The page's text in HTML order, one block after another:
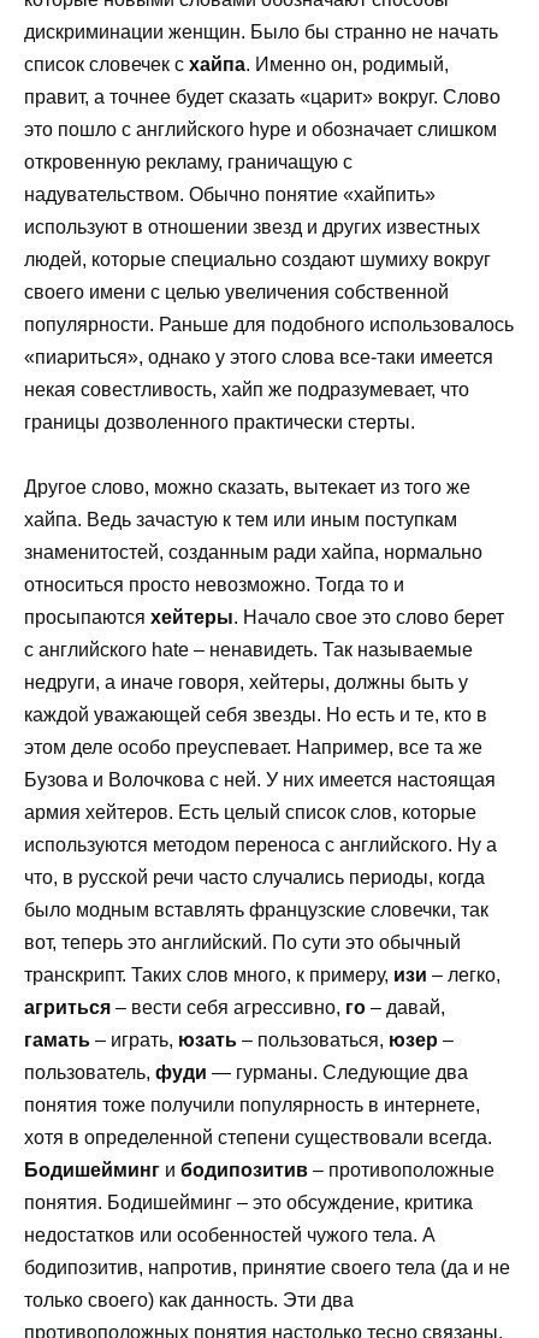
дискриминации женщин. Было бы странно не начать
список словечек с хайпа. Именно он, родимый,
правит, а точнее будет сказать «царит» вокруг. Слово
это пошло с английского hype и обозначает слишком
откровенную рекламу, граничащую с
надувательством. Обычно понятие «хайпить»
используют в отношении звезд и других известных
людей, которые специально создают шумиху вокруг
своего имени с целью увеличения собственной
популярности. Раньше для подобного использовалось
«пиариться», однако у этого слова все-таки имеется
некая совестливость, хайп же подразумевает, что
границы дозволенного практически стерты.
Другое слово, можно сказать, вытекает из того же
хайпа. Ведь зачастую к тем или иным поступкам
знаменитостей, созданным ради хайпа, нормально
относиться просто невозможно. Тогда то и
просыпаются хейтеры. Начало свое это слово берет
с английского hate – ненавидеть. Так называемые
недруги, а иначе говоря, хейтеры, должны быть у
каждой уважающей себя звезды. Но есть и те, кто в
этом деле особо преуспевает. Например, все та же
Бузова и Волочкова с ней. У них имеется настоящая
армия хейтеров. Есть целый список слов, которые
используются методом переноса с английского. Ну а
что, в русской речи часто случались периоды, когда
было модным вставлять французские словечки, так
вот, теперь это английский. По сути это обычный
транскрипт. Таких слов много, к примеру, изи – легко,
агриться – вести себя агрессивно, го – давай,
гамать – играть, юзать – пользоваться, юзер –
пользователь, фуди — гурманы. Следующие два
понятия тоже получили популярность в интернете,
хотя в определенной степени существовали всегда.
Бодишейминг и бодипозитив – противоположные
понятия. Бодишейминг – это обсуждение, критика
недостатков или особенностей чужого тела. А
бодипозитив, напротив, принятие своего тела (да и не
только своего) как данность. Эти два
противоположных понятия настолько тесно связаны,